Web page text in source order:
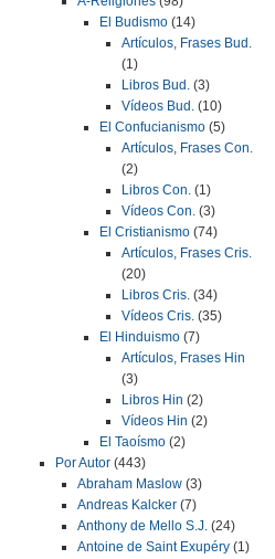
El Budismo (14)
Artículos, Frases Bud.
(1)
Libros Bud. (3)
Vídeos Bud. (10)
El Confucianismo (5)
Artículos, Frases Con.
(2)
Libros Con. (1)
Vídeos Con. (3)
El Cristianismo (74)
Artículos, Frases Cris.
(20)
Libros Cris. (34)
Vídeos Cris. (35)
El Hinduismo (7)
Artículos, Frases Hin
(3)
Libros Hin (2)
Vídeos Hin (2)
El Taoísmo (2)
Por Autor (443)
Abraham Maslow (3)
Andreas Kalcker (7)
Anthony de Mello S.J. (24)
Antoine de Saint Exupéry (1)